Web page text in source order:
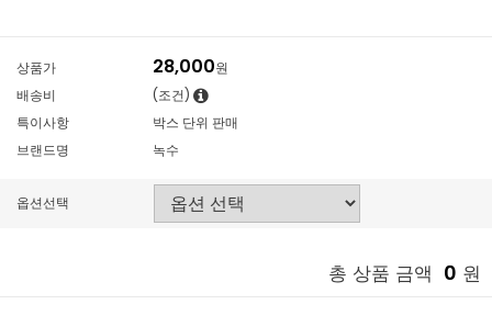
상품가 28,000원
배송비
(조건)
특이사항
박스 단위 판매
브랜드명
녹수
옵션선택
총 상품 금액 0 원